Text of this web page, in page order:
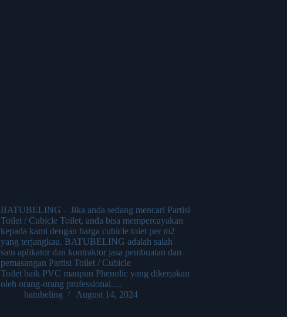
BATUBELING – Jika anda sedang mencari Partisi
Toilet / Cubicle Toilet, anda bisa mempercayakan
kepada kami dengan harga cubicle toiet per m2
yang terjangkau. BATUBELING adalah salah
satu aplikator dan kontraktor jasa pembuatan dan
pemasangan Partisi Toilet / Cubicle
Toilet baik PVC maupun Phenolic yang dikerjakan
oleh orang-orang professional.…
batubeling
August 14, 2024